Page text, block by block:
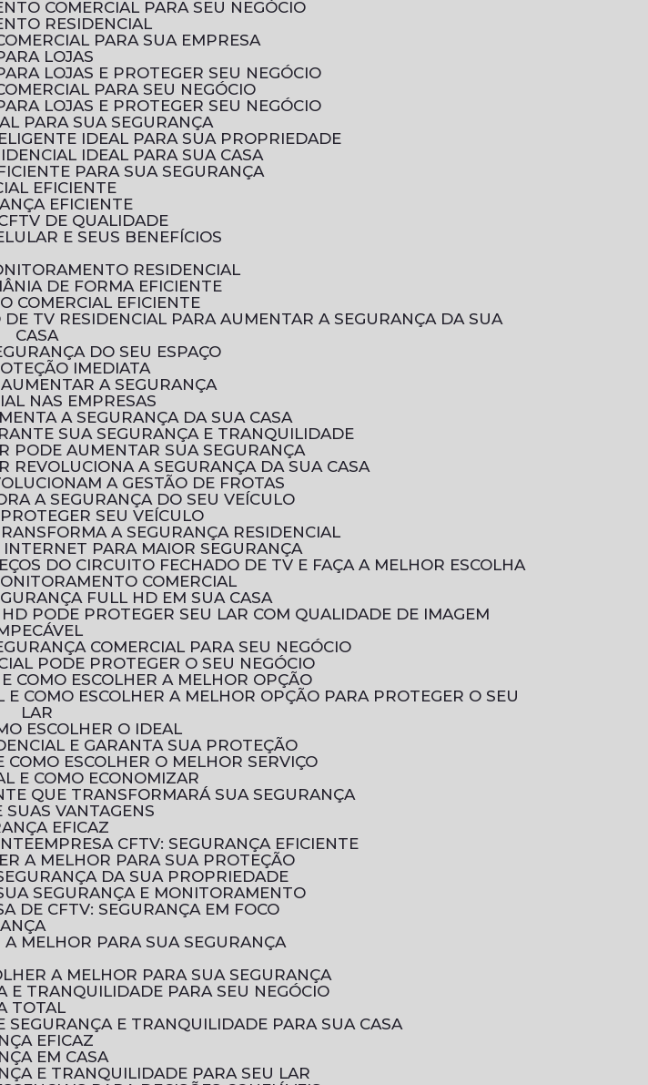
COMERCIAL PARA SEU NEGÓCIO
RESIDENCIAL
PARA SUA EMPRESA
LOJAS
LOJAS E PROTEGER SEU NEGÓCIO
PARA SEU NEGÓCIO
LOJAS E PROTEGER SEU NEGÓCIO
PARA SUA SEGURANÇA
IDEAL PARA SUA PROPRIEDADE
IDEAL PARA SUA CASA
PARA SUA SEGURANÇA
EFICIENTE
EFICIENTE
DE QUALIDADE
E SEUS BENEFÍCIOS
RESIDENCIAL
DE FORMA EFICIENTE
COMERCIAL EFICIENTE
CASA
DO SEU ESPAÇO
IMEDIATA
A SEGURANÇA
NAS EMPRESAS
A SEGURANÇA DA SUA CASA
SUA SEGURANÇA E TRANQUILIDADE
PODE AUMENTAR SUA SEGURANÇA
REVOLUCIONA A SEGURANÇA DA SUA CASA
A GESTÃO DE FROTAS
A SEGURANÇA DO SEU VEÍCULO
SEU VEÍCULO
A SEGURANÇA RESIDENCIAL
PARA MAIOR SEGURANÇA
DO CIRCUITO FECHADO DE TV E FAÇA A MELHOR ESCOLHA
COMERCIAL
FULL HD EM SUA CASA
COMERCIAL PARA SEU NEGÓCIO
PODE PROTEGER O SEU NEGÓCIO
COMO ESCOLHER A MELHOR OPÇÃO
LAR
ESCOLHER O IDEAL
E GARANTA SUA PROTEÇÃO
ESCOLHER O MELHOR SERVIÇO
E COMO ECONOMIZAR
QUE TRANSFORMARÁ SUA SEGURANÇA
SUAS VANTAGENS
EFICAZ
EMPRESA CFTV: SEGURANÇA EFICIENTE
A MELHOR PARA SUA PROTEÇÃO
DA SUA PROPRIEDADE
SEGURANÇA E MONITORAMENTO
DE CFTV: SEGURANÇA EM FOCO
A MELHOR PARA SUA SEGURANÇA
A MELHOR PARA SUA SEGURANÇA
E TRANQUILIDADE PARA SEU NEGÓCIO
TOTAL
SEGURANÇA E TRANQUILIDADE PARA SUA CASA
EFICAZ
EM CASA
E TRANQUILIDADE PARA SEU LAR